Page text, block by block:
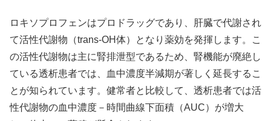
ロキソプロフェンはプロドラッグであり、肝臓で代謝され
て活性代謝物（trans-OH体）となり薬効を発揮します。こ
の活性代謝物は主に腎排泄型であるため、腎機能が廃絶し
ている透析患者では、血中濃度半減期が著しく延長するこ
とが知られています。健常者と比較して、透析患者では活
性代謝物の血中濃度－時間曲線下面積（AUC）が増大